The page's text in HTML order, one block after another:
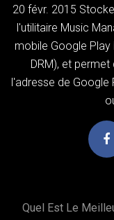
20 févr. 2015
l'utilitaire Music
mobile Google Play
DRM), et
l'adresse de Google
Quel Est Le